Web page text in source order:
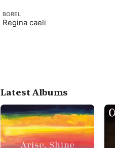
BOREL
Regina caeli
Latest Albums